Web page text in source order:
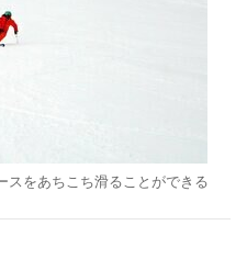
スをあちこち滑ることができる